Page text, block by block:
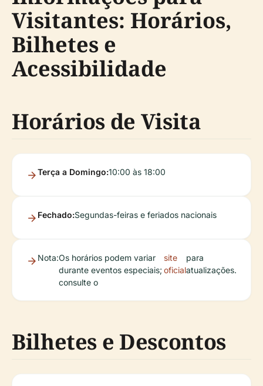
Visitantes: Horários,
Bilhetes e
Acessibilidade
Horários de Visita
Terça a Domingo:10:00 às 18:00
Fechado:Segundas-feiras e feriados nacionais
Nota:Os horários podem variar
durante eventos especiais;
consulte o
site
oficial
para
atualizações.
Bilhetes e Descontos